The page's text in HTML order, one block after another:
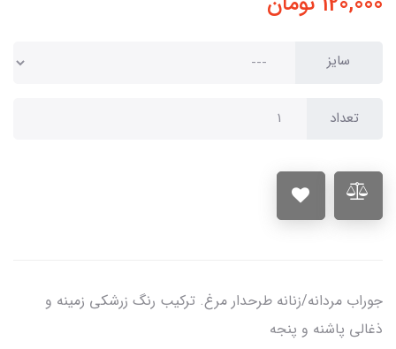
سایز
تعداد
جوراب مردانه/زنانه طرحدار مرغ. ترکیب رنگ زرشکی زمینه و
ذغالی پاشنه و پنجه